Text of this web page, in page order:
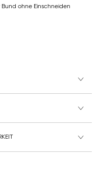
ohne Einschneiden